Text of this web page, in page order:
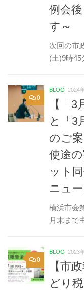
例会
す～
次回の市
(土)9時45
0
BLOG 2024
【「
と「3
のご
使途
ット
ニュ
横浜市会
月末まで
0
BLOG 2023
【市
どり